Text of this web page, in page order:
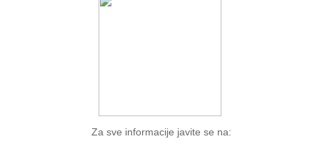
Za sve informacije javite se na: